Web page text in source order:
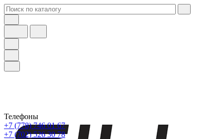
Телефоны
+7 (778) 746 01 67
+7 (702) 526 30 78